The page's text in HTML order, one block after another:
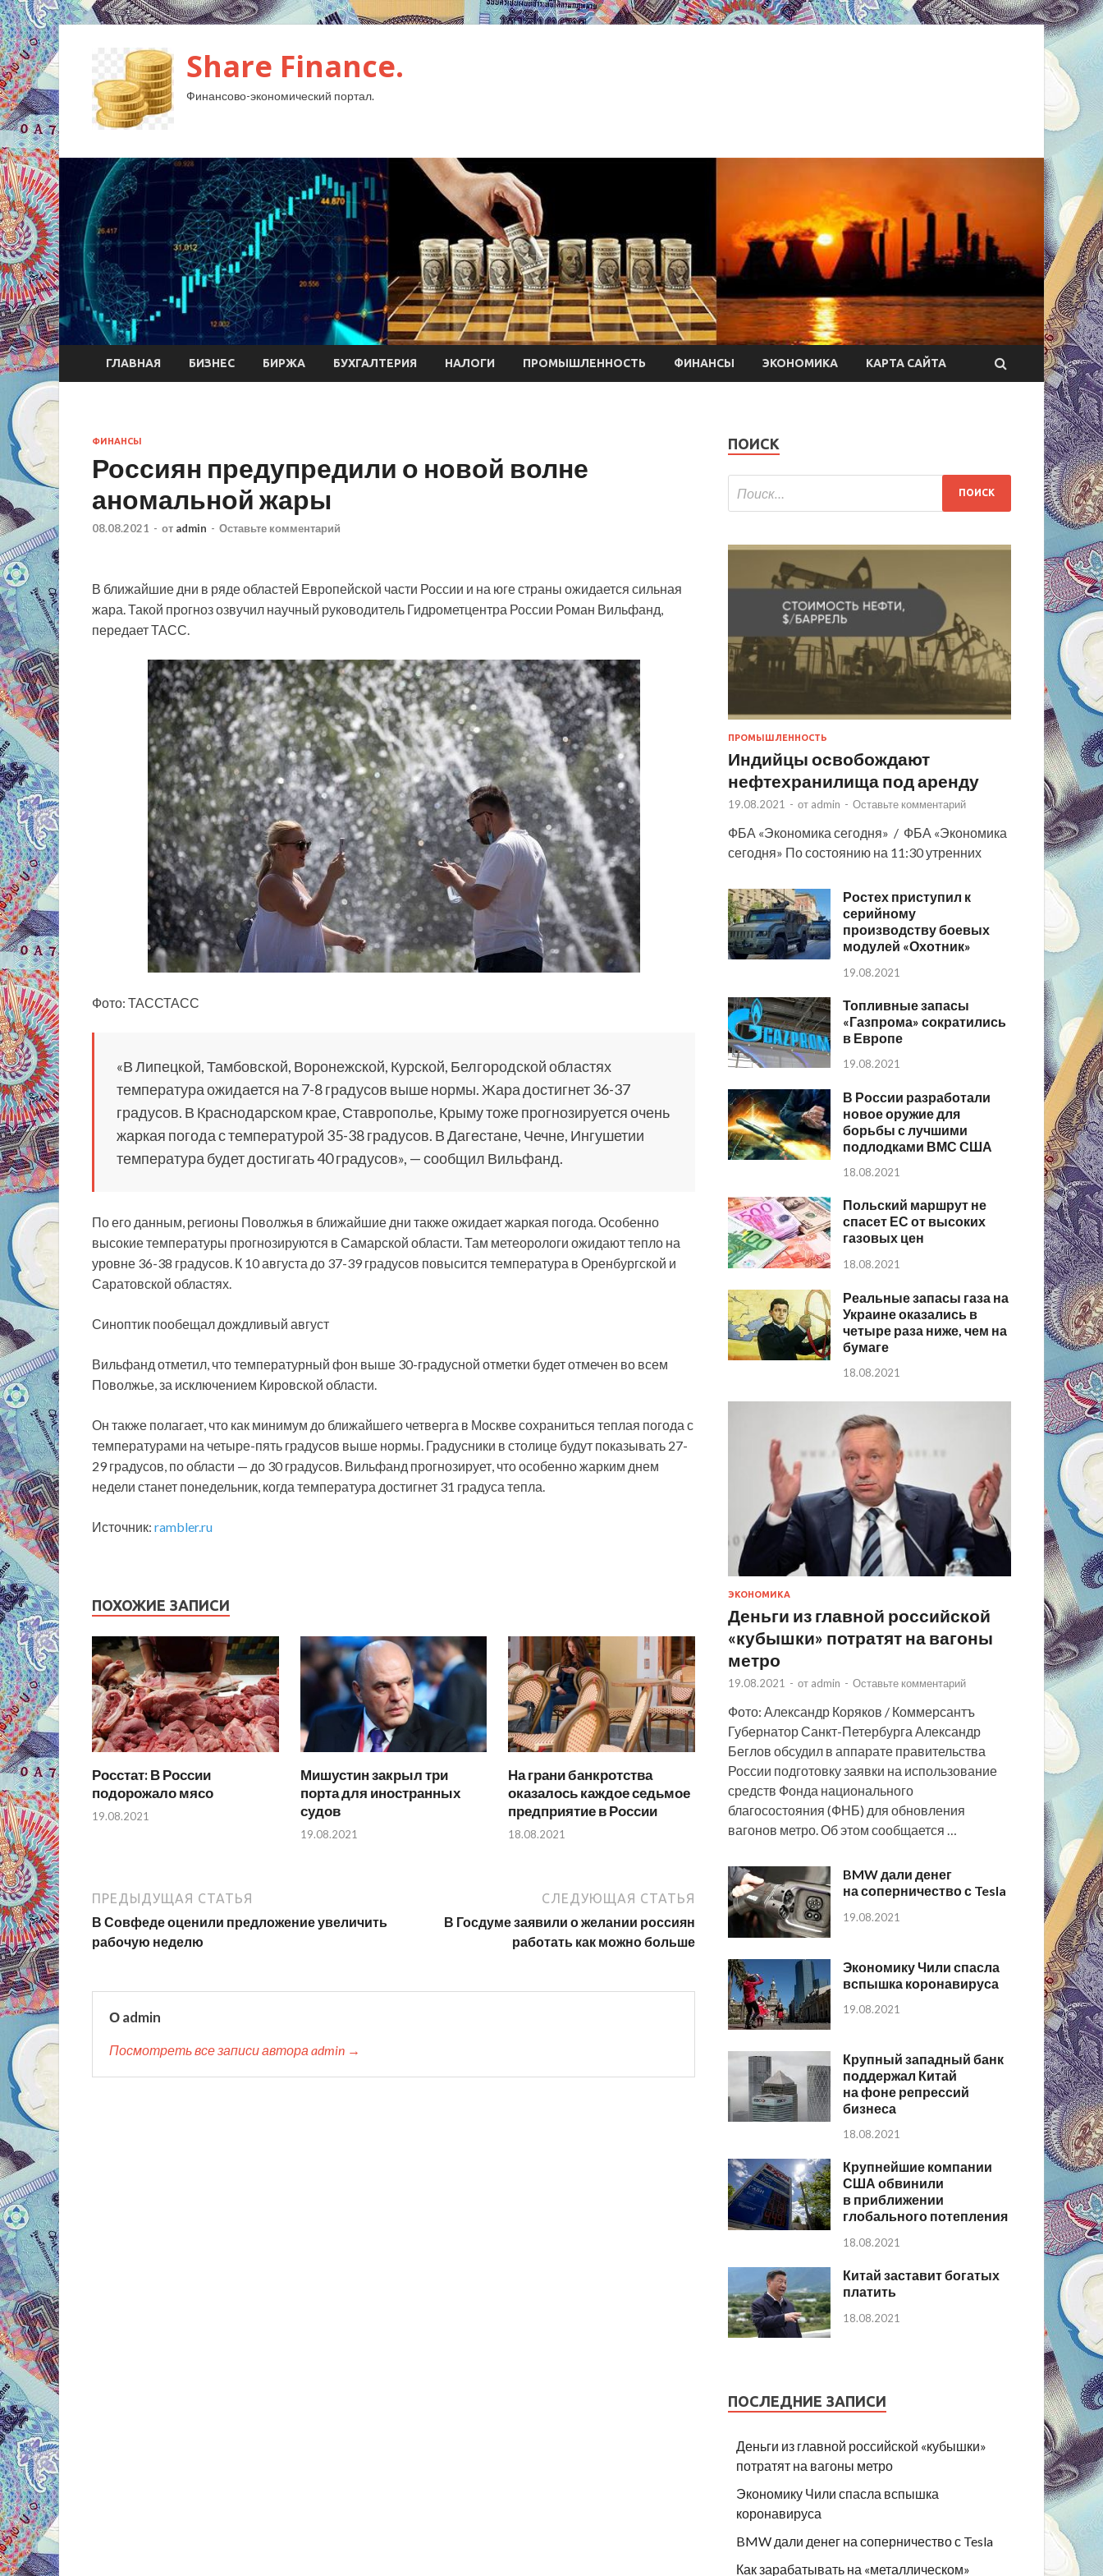
Share Finance.
Финансово-экономический портал.
ГЛАВНАЯ БИЗНЕС БИРЖА БУХГАЛТЕРИЯ НАЛОГИ ПРОМЫШЛЕННОСТЬ ФИНАНСЫ ЭКОНОМИКА КАРТА САЙТА
ФИНАНСЫ
Россиян предупредили о новой волне
аномальной жары
08.08.2021 - от admin - Оставьте комментарий
В ближайшие дни в ряде областей Европейской части России и на юге страны ожидается сильная
жара. Такой прогноз озвучил научный руководитель Гидрометцентра России Роман Вильфанд,
передает ТАСС.
Фото: ТАССТАСС
«В Липецкой, Тамбовской, Воронежской, Курской, Белгородской областях
температура ожидается на 7-8 градусов выше нормы. Жара достигнет 36-37
градусов. В Краснодарском крае, Ставрополье, Крыму тоже прогнозируется очень
жаркая погода с температурой 35-38 градусов. В Дагестане, Чечне, Ингушетии
температура будет достигать 40 градусов», — сообщил Вильфанд.
По его данным, регионы Поволжья в ближайшие дни также ожидает жаркая погода. Особенно
высокие температуры прогнозируются в Самарской области. Там метеорологи ожидают тепло на
уровне 36-38 градусов. К 10 августа до 37-39 градусов повысится температура в Оренбургской и
Саратовской областях.
Синоптик пообещал дождливый август
Вильфанд отметил, что температурный фон выше 30-градусной отметки будет отмечен во всем
Поволжье, за исключением Кировской области.
Он также полагает, что как минимум до ближайшего четверга в Москве сохраниться теплая погода с
температурами на четыре-пять градусов выше нормы. Градусники в столице будут показывать 27-
29 градусов, по области — до 30 градусов. Вильфанд прогнозирует, что особенно жарким днем
недели станет понедельник, когда температура достигнет 31 градуса тепла.
Источник: rambler.ru
ПОХОЖИЕ ЗАПИСИ
Росстат: В России
подорожало мясо
19.08.2021
Мишустин закрыл три
порта для иностранных
судов
19.08.2021
На грани банкротства
оказалось каждое седьмое
предприятие в России
18.08.2021
ПРЕДЫДУЩАЯ СТАТЬЯ
В Совфеде оценили предложение увеличить
рабочую неделю
СЛЕДУЮЩАЯ СТАТЬЯ
В Госдуме заявили о желании россиян
работать как можно больше
О admin
Посмотреть все записи автора admin →
ПОИСК
ПРОМЫШЛЕННОСТЬ
Индийцы освобождают
нефтехранилища под аренду
19.08.2021 - от admin - Оставьте комментарий
ФБА «Экономика сегодня» / ФБА «Экономика
сегодня» По состоянию на 11:30 утренних
Ростех приступил к
серийному
производству боевых
модулей «Охотник»
19.08.2021
Топливные запасы
«Газпрома» сократились
в Европе
19.08.2021
В России разработали
новое оружие для
борьбы с лучшими
подлодками ВМС США
18.08.2021
Польский маршрут не
спасет ЕС от высоких
газовых цен
18.08.2021
Реальные запасы газа на
Украине оказались в
четыре раза ниже, чем на
бумаге
18.08.2021
ЭКОНОМИКА
Деньги из главной российской
«кубышки» потратят на вагоны
метро
19.08.2021 - от admin - Оставьте комментарий
Фото: Александр Коряков / Коммерсантъ
Губернатор Санкт-Петербурга Александр
Беглов обсудил в аппарате правительства
России подготовку заявки на использование
средств Фонда национального
благосостояния (ФНБ) для обновления
вагонов метро. Об этом сообщается …
BMW дали денег
на соперничество с Tesla
19.08.2021
Экономику Чили спасла
вспышка коронавируса
19.08.2021
Крупный западный банк
поддержал Китай
на фоне репрессий
бизнеса
18.08.2021
Крупнейшие компании
США обвинили
в приближении
глобального потепления
18.08.2021
Китай заставит богатых
платить
18.08.2021
ПОСЛЕДНИЕ ЗАПИСИ
Деньги из главной российской «кубышки»
потратят на вагоны метро
Экономику Чили спасла вспышка
коронавируса
BMW дали денег на соперничество с Tesla
Как зарабатывать на «металлическом»